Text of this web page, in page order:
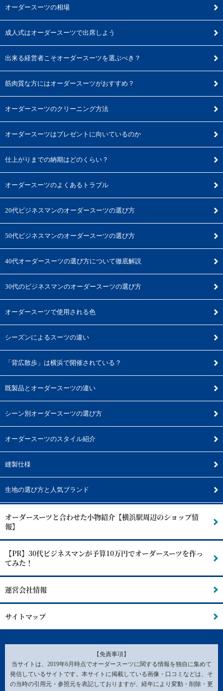
オーダースーツの相場
成人式はオーダースーツで出席しよう
出来る経営者こそオーダースーツを選ぶべき？
筋肉質な方にはオーダースーツがおすすめ？
オーダースーツのクリーニング方法
オーダースーツはプレゼントに向いているのか
仕上がりまでの納期はどのくらい？
オーダースーツのよくあるトラブル
20代ビジネスマンのオーダースーツの選び方
50代ビジネスマンのオーダースーツの選び方
40代オーダースーツの選び方について徹底解説
30代のビジネスマンのオーダースーツの選び方
オーダースーツで使用される色
シーズンによるスーツの違い
「背広散歩」は横浜で開催されている？
既製品とオーダースーツの違い
シーン別オーダースーツの選び方
オーダースーツのスタイル紹介
縫製仕様
生地の選び方と人気ブランド
オーダースーツと合わせた小物紹介【横浜駅周辺のショップ情
報】
【PR】30代ビジネスマンが予算10万円でオーダースーツを作っ
てみた！
運営会社情報
サイトマップ
【免責事項】
当サイトは、2019年6月時点でオーダースーツに関する情報を独自に集めて
発信しているサイトです。本サイトに掲載している画像・口コミなどは、そ
の当時の引用元・参照元を表記しておりますが、経年により変動・削除・更